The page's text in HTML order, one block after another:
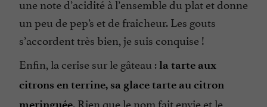
une note d’acidité à l’ensemble du plat et donne
un peu de pep’s et de fraicheur. Les gouts
s’accordent très bien, je suis conquise !
Enfin, la cerise sur le gâteau :la tarte aux
citrons en terrine, sa glace tarte au citron
. Rien que le nom fait envie et le